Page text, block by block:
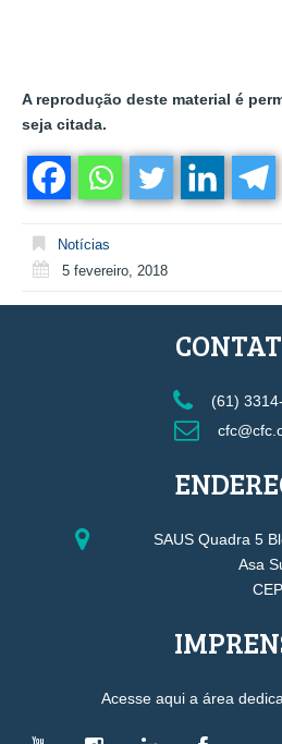
A reprodução deste material é
seja citada.
Notícias
5 fevereiro, 2018
(61)
SAUS Quadra 5
Asa
Acesse aqui a área